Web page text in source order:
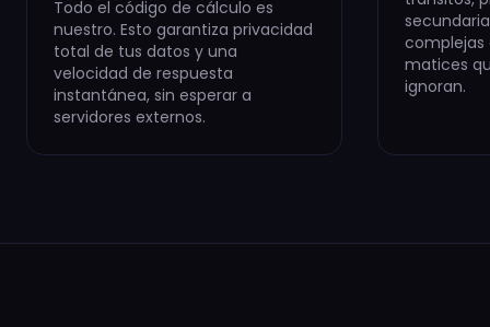
Todo el código de cálculo es
nuestro. Esto garantiza privacidad
total de tus datos y una
velocidad de respuesta
instantánea, sin esperar a
servidores externos.
matices
ignoran.